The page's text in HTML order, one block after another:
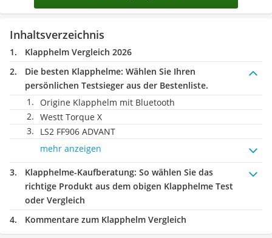
Inhaltsverzeichnis
Klapphelm Vergleich 2026
Die besten Klapphelme: Wählen Sie Ihren
persönlichen Testsieger aus der Bestenliste.
Origine Klapphelm mit Bluetooth
Westt Torque X
LS2 FF906 ADVANT
mehr anzeigen
Klapphelme-Kaufberatung: So wählen Sie das
richtige Produkt aus dem obigen Klapphelme Test
oder Vergleich
Kommentare zum Klapphelm Vergleich